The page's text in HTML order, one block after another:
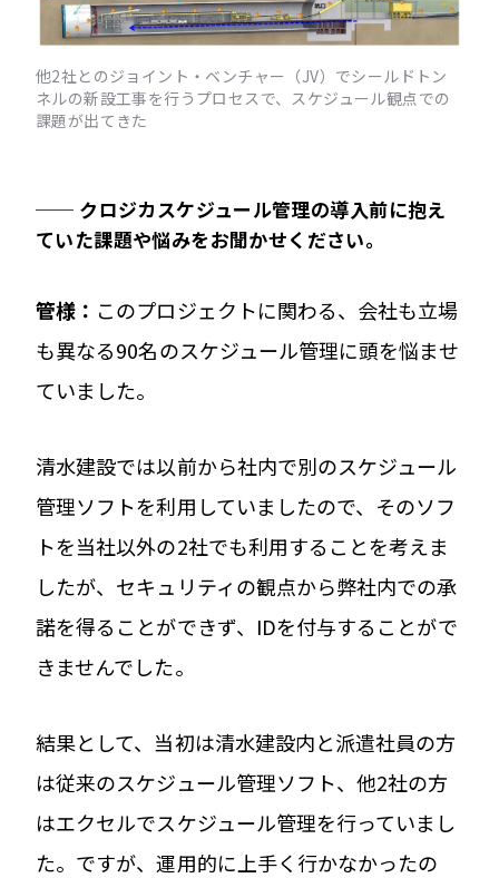
他2社とのジョイント・ベンチャー（JV）でシールドトン
ネルの新設工事を行うプロセスで、スケジュール観点での
課題が出てきた
── クロジカスケジュール管理の導入前に抱え
ていた課題や悩みをお聞かせください。
管様： このプロジェクトに関わる、会社も立場
も異なる90名のスケジュール管理に頭を悩ませ
ていました。
清水建設では以前から社内で別のスケジュール
管理ソフトを利用していましたので、そのソフ
トを当社以外の2社でも利用することを考えま
したが、セキュリティの観点から弊社内での承
諾を得ることができず、IDを付与することがで
きませんでした。
結果として、当初は清水建設内と派遣社員の方
は従来のスケジュール管理ソフト、他2社の方
はエクセルでスケジュール管理を行っていまし
た。ですが、運用的に上手く行かなかったの